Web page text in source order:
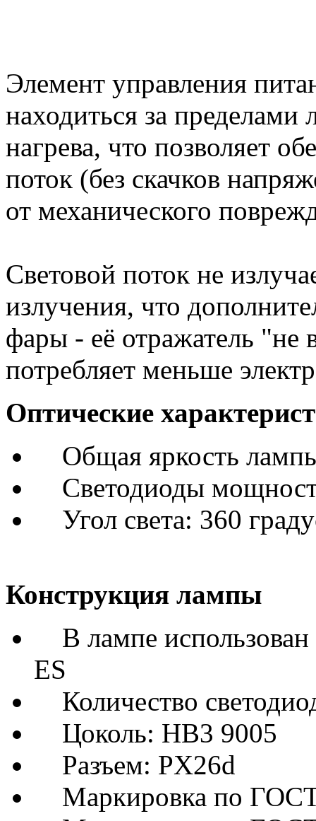
Элемент управления
находиться за
нагрева, что позволяет
поток (без скачков
от механического
Световой поток не
излучения, что
фары - её отражатель
потребляет меньше
Оптические
Общая яркость
Светодиоды
Угол света: 360
Конструкция лампы
В лампе использован
ES
Количество
Цоколь: HB3 9005
Разъем: PX26d
Маркировка по